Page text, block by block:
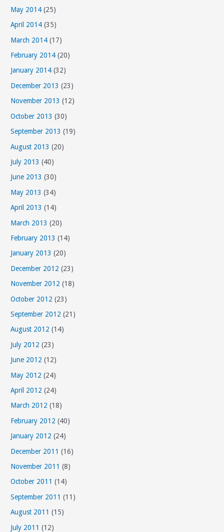
May 2014 (25)
April 2014 (35)
March 2014 (17)
February 2014 (20)
January 2014 (32)
December 2013 (23)
November 2013 (12)
October 2013 (30)
September 2013 (19)
August 2013 (20)
July 2013 (40)
June 2013 (30)
May 2013 (34)
April 2013 (14)
March 2013 (20)
February 2013 (14)
January 2013 (20)
December 2012 (23)
November 2012 (18)
October 2012 (23)
September 2012 (21)
August 2012 (14)
July 2012 (23)
June 2012 (12)
May 2012 (24)
April 2012 (24)
March 2012 (18)
February 2012 (40)
January 2012 (24)
December 2011 (16)
November 2011 (8)
October 2011 (14)
September 2011 (11)
August 2011 (15)
July 2011 (12)